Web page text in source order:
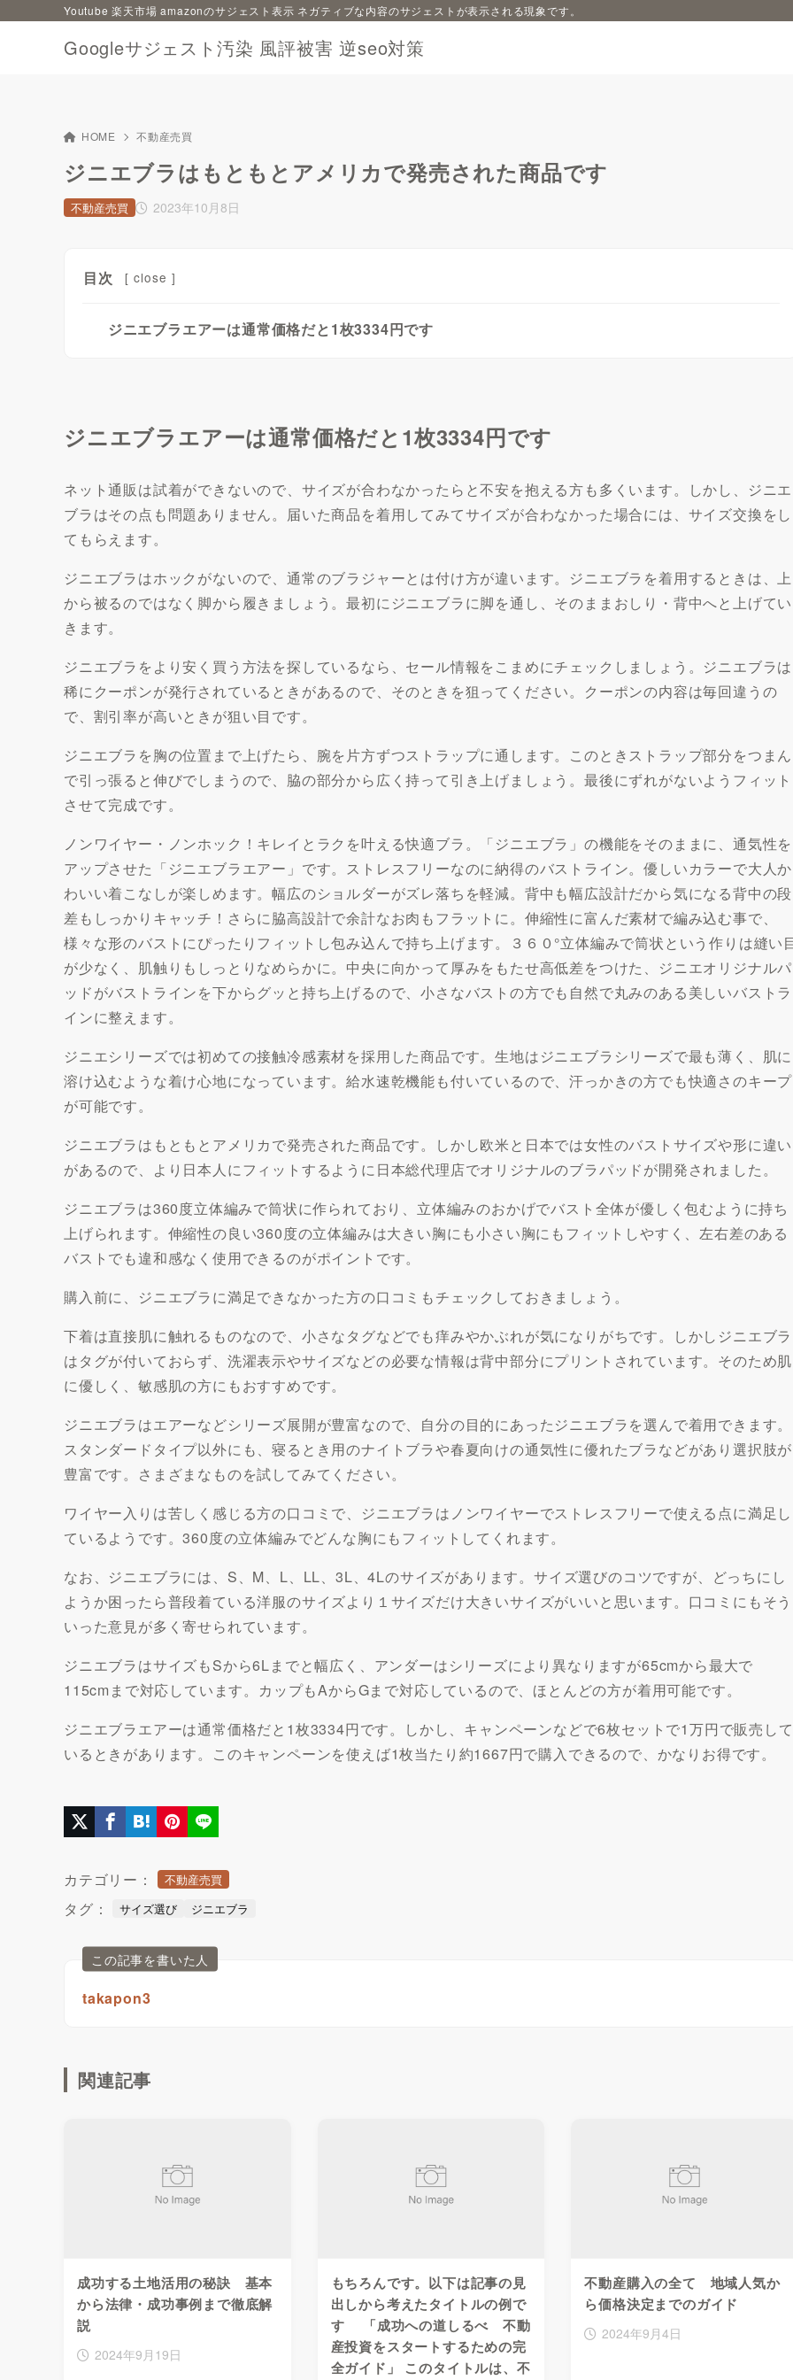
Googleサジェスト汚染 風評被害 逆seo対策
Youtube 楽天市場 amazonのサジェスト表示 ネガティブな内容のサジェストが表示される現象です。
HOME 不動産売買
ジニエブラはもともとアメリカで発売された商品です
2023年10月8日
不動産売買
目次 [ close ]
ジニエブラエアーは通常価格だと1枚3334円です
ジニエブラエアーは通常価格だと1枚3334円です
ネット通販は試着ができないので、サイズが合わなかったらと不安を抱える方も多くいます。しかし、ジニエ
ブラはその点も問題ありません。届いた商品を着用してみてサイズが合わなかった場合には、サイズ交換をし
てもらえます。
ジニエブラはホックがないので、通常のブラジャーとは付け方が違います。ジニエブラを着用するときは、上
から被るのではなく脚から履きましょう。最初にジニエブラに脚を通し、そのままおしり・背中へと上げてい
きます。
ジニエブラをより安く買う方法を探しているなら、セール情報をこまめにチェックしましょう。ジニエブラは
稀にクーポンが発行されているときがあるので、そのときを狙ってください。クーポンの内容は毎回違うの
で、割引率が高いときが狙い目です。
ジニエブラを胸の位置まで上げたら、腕を片方ずつストラップに通します。このときストラップ部分をつまん
で引っ張ると伸びでしまうので、脇の部分から広く持って引き上げましょう。最後にずれがないようフィット
させて完成です。
ノンワイヤー・ノンホック！キレイとラクを叶える快適ブラ。「ジニエブラ」の機能をそのままに、通気性を
アップさせた「ジニエブラエアー」です。ストレスフリーなのに納得のバストライン。優しいカラーで大人か
わいい着こなしが楽しめます。幅広のショルダーがズレ落ちを軽減。背中も幅広設計だから気になる背中の段
差もしっかりキャッチ！さらに脇高設計で余計なお肉もフラットに。伸縮性に富んだ素材で編み込む事で、
様々な形のバストにぴったりフィットし包み込んで持ち上げます。３６０°立体編みで筒状という作りは縫い
が少なく、肌触りもしっとりなめらかに。中央に向かって厚みをもたせ高低差をつけた、ジニエオリジナルパ
ッドがバストラインを下からグッと持ち上げるので、小さなバストの方でも自然で丸みのある美しいバストラ
インに整えます。
ジニエシリーズでは初めての接触冷感素材を採用した商品です。生地はジニエブラシリーズで最も薄く、肌に
溶け込むような着け心地になっています。給水速乾機能も付いているので、汗っかきの方でも快適さのキープ
が可能です。
ジニエブラはもともとアメリカで発売された商品です。しかし欧米と日本では女性のバストサイズや形に違い
があるので、より日本人にフィットするように日本総代理店でオリジナルのブラパッドが開発されました。
ジニエブラは360度立体編みで筒状に作られており、立体編みのおかげでバスト全体が優しく包むように持ち
上げられます。伸縮性の良い360度の立体編みは大きい胸にも小さい胸にもフィットしやすく、左右差のある
バストでも違和感なく使用できるのがポイントです。
購入前に、ジニエブラに満足できなかった方の口コミもチェックしておきましょう。
下着は直接肌に触れるものなので、小さなタグなどでも痒みやかぶれが気になりがちです。しかしジニエブラ
はタグが付いておらず、洗濯表示やサイズなどの必要な情報は背中部分にプリントされています。そのため肌
に優しく、敏感肌の方にもおすすめです。
ジニエブラはエアーなどシリーズ展開が豊富なので、自分の目的にあったジニエブラを選んで着用できます。
スタンダードタイプ以外にも、寝るとき用のナイトブラや春夏向けの通気性に優れたブラなどがあり選択肢が
豊富です。さまざまなものを試してみてください。
ワイヤー入りは苦しく感じる方の口コミで、ジニエブラはノンワイヤーでストレスフリーで使える点に満足し
ているようです。360度の立体編みでどんな胸にもフィットしてくれます。
なお、ジニエブラには、S、M、L、LL、3L、4Lのサイズがあります。サイズ選びのコツですが、どっちにし
ようか困ったら普段着ている洋服のサイズより１サイズだけ大きいサイズがいいと思います。口コミにもそう
いった意見が多く寄せられています。
ジニエブラはサイズもSから6Lまでと幅広く、アンダーはシリーズにより異なりますが65cmから最大で
115cmまで対応しています。カップもAからGまで対応しているので、ほとんどの方が着用可能です。
ジニエブラエアーは通常価格だと1枚3334円です。しかし、キャンペーンなどで6枚セットで1万円で販売して
いるときがあります。このキャンペーンを使えば1枚当たり約1667円で購入できるので、かなりお得です。
カテゴリー： 不動産売買
タグ： サイズ選び ジニエブラ
この記事を書いた人
takapon3
関連記事
成功する土地活用の秘訣 基本
から法律・成功事例まで徹底解
説
2024年9月19日
もちろんです。以下は記事の見
出しから考えたタイトルの例で
す 「成功への道しるべ 不動
産投資をスタートするための完
全ガイド」 このタイトルは、不
不動産購入の全て 地域人気か
ら価格決定までのガイド
2024年9月4日